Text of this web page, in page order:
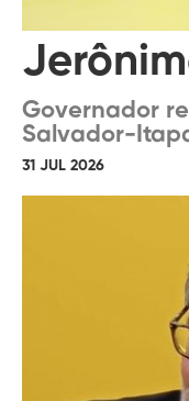
Governador
Salvador-
31 JUL 2026